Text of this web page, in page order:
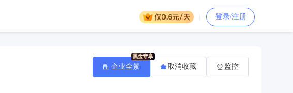
登录/注册
企业全景 取消收藏 监控